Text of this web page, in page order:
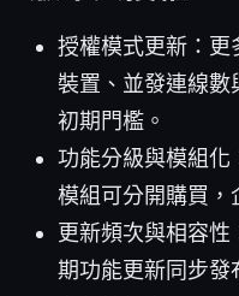
授權模式更新：更
裝置、並發連線數
初期門檻。
功能分級與模組化
模組可分開購買，
更新頻次與相容性
期功能更新同步發